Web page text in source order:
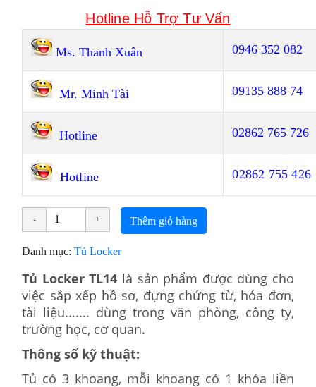
Hotline Hỗ Trợ Tư Vấn
Ms. Thanh Xuân 0946 352 082
Mr. Minh Tài 09135 888 74
Hotline 02862 765 726
Hotline 02862 755 426
Thêm giỏ hàng
Danh mục:Tủ Locker
Tủ Locker TL14 là sản phẩm được dùng cho
việc sắp xếp hồ sơ, đựng chứng từ, hóa đơn,
tài liệu....... dùng trong văn phòng, công ty,
trường học, cơ quan.
Thông số kỹ thuật:
Tủ có 3 khoang, mỗi khoang có 1 khóa liền